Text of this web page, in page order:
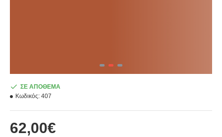
62,00€
ΣΕ ΑΠΟΘΕΜΑ
Κωδικός: 407